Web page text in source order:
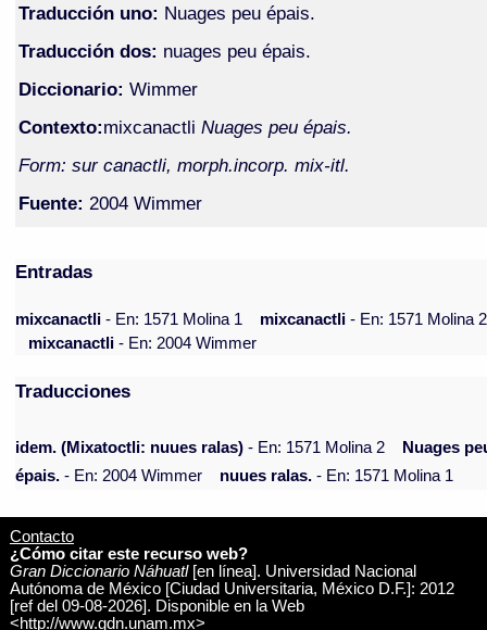
Traducción uno: Nuages peu épais.
Traducción dos: nuages peu épais.
Diccionario: Wimmer
Contexto:mixcanactli Nuages peu épais.
Form: sur canactli, morph.incorp. mix-itl.
Fuente: 2004 Wimmer
Entradas
mixcanactli- En: 1571 Molina 1 mixcanactli- En: 1571 Molina 2
mixcanactli- En: 2004 Wimmer
Traducciones
idem. (Mixatoctli: nuues ralas) - En: 1571 Molina 2
Nuages
épais. - En: 2004 Wimmer nuues ralas. - En: 1571 Molina 1
Contacto
¿Cómo citar este recurso web?
Gran Diccionario Náhuatl[en línea]. Universidad Nacional
Autónoma de México [Ciudad Universitaria, México D.F.]: 2012
[ref del 09-08-2026]. Disponible en la Web
<http://www.gdn.unam.mx>